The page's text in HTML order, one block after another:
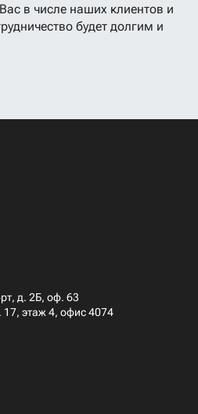
в числе наших клиентов и
будет долгим и
д. 2Б, оф. 63
17, этаж 4, офис 4074